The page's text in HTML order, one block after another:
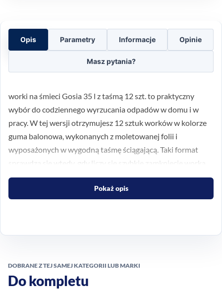
Opis Parametry Informacje Opinie
Masz pytania?
worki na śmieci Gosia 35 l z taśmą 12 szt. to praktyczny
wybór do codziennego wyrzucania odpadów w domu i w
pracy. W tej wersji otrzymujesz 12 sztuk worków w kolorze
guma balonowa, wykonanych z moletowanej folii i
wyposażonych w wygodną taśmę ściągającą. Taki format
sprawdza się wtedy, gdy liczy się szybkie zamknięcie worka,
porządek i wygodne wynoszenie śmieci bez zbędnego
taśmie
zapełnieniu i pozwala go sprawnie zawiązać. To rozwiązanie
jest praktyczne w kuchni, łazience, biurze oraz w innych
Pokaż opis
DOBRANE Z TEJ SAMEJ KATEGORII LUB MARKI
Do kompletu